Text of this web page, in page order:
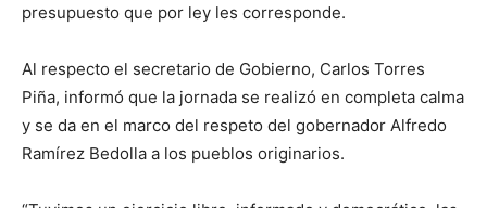
presupuesto que por ley les corresponde.
Al respecto el secretario de Gobierno, Carlos Torres
Piña, informó que la jornada se realizó en completa calma
y se da en el marco del respeto del gobernador Alfredo
Ramírez Bedolla a los pueblos originarios.